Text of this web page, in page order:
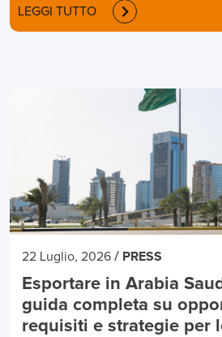
LEGGI TUTTO
22 Luglio, 2026 / PRESS
Esportare in Arabia
guida completa su
requisiti e strategie per